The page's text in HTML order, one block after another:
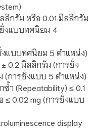
ลิกรัม หรือ 0.01 มิลลิกรัม
งแบบทศนิยม 4
แบบทศนิยม 5 ตำแหน่ง)
0.2 มิลลิกรัม (การชั่ง
(การชั่งแบบ 5 ตำแหน่ง)
ำ (Repeatability) ≤ 0.1
≤ 0.02 mg (การชั่งแบบ
display